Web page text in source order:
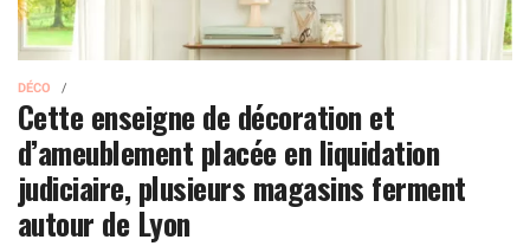
DÉCO
Cette enseigne de décoration et
d’ameublement placée en liquidation
judiciaire, plusieurs magasins ferment
autour de Lyon